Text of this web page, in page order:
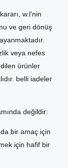
w.l'nin
ve geri dönüş
veya nefes
ürünler
belli iadeler
değildir:
bir amaç için
için hafif bir